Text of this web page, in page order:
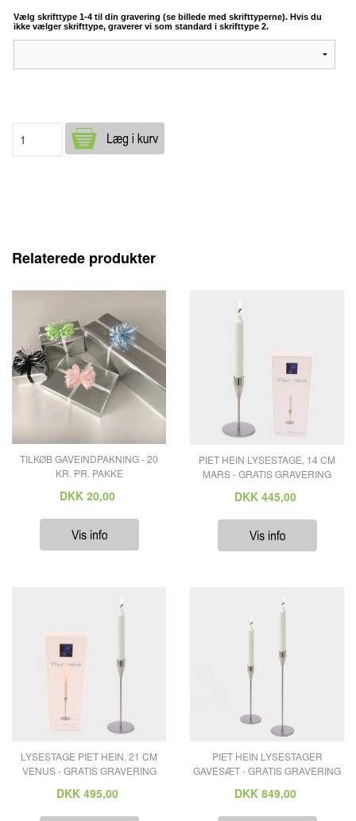
Vælg skrifttype 1-4 til din gravering (se billede med skrifttyperne). Hvis du
ikke vælger skrifttype, graverer vi som standard i skrifttype 2.
Relaterede produkter
TILKØB GAVEINDPAKNING - 20
KR. PR. PAKKE
DKK 20,00
PIET HEIN LYSESTAGE, 14 CM
MARS - GRATIS GRAVERING
DKK 445,00
LYSESTAGE PIET HEIN, 21 CM
VENUS - GRATIS GRAVERING
DKK 495,00
PIET HEIN LYSESTAGER
GAVESÆT - GRATIS GRAVERING
DKK 849,00